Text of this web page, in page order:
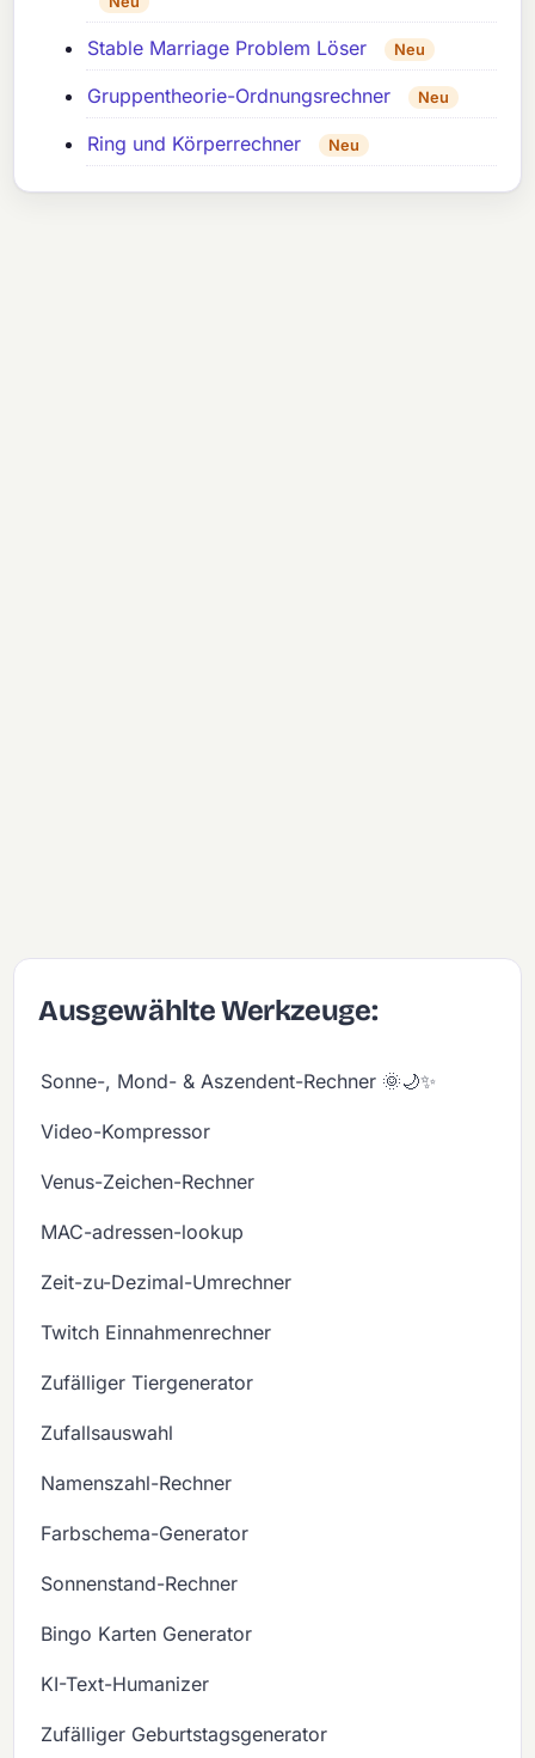
Stable Marriage Problem Löser Neu
Gruppentheorie-Ordnungsrechner Neu
Ring und Körperrechner Neu
Ausgewählte Werkzeuge:
Sonne-, Mond- & Aszendent-Rechner 🌞🌙✨
Video-Kompressor
Venus-Zeichen-Rechner
MAC-adressen-lookup
Zeit-zu-Dezimal-Umrechner
Twitch Einnahmenrechner
Zufälliger Tiergenerator
Zufallsauswahl
Namenszahl-Rechner
Farbschema-Generator
Sonnenstand-Rechner
Bingo Karten Generator
KI-Text-Humanizer
Zufälliger Geburtstagsgenerator